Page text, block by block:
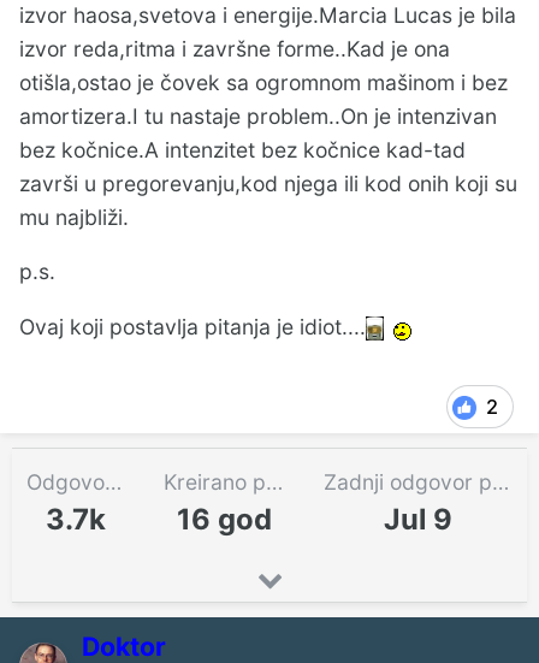
izvor haosa,svetova i energije.Marcia Lucas je bila
izvor reda,ritma i završne forme..Kad je ona
otišla,ostao je čovek sa ogromnom mašinom i bez
amortizera.I tu nastaje problem..On je intenzivan
bez kočnice.A intenzitet bez kočnice kad-tad
završi u pregorevanju,kod njega ili kod onih koji su
mu najbliži.
p.s.
Ovaj koji postavlja pitanja je idiot....
2
Odgovora
3.7k
Kreirano pre
16 god
Zadnji odgovor pre
Jul 9
Doktor